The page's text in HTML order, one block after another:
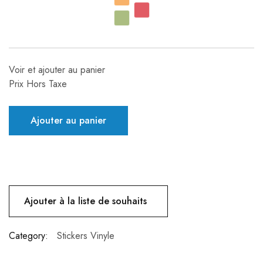
Voir et ajouter au panier
Prix Hors Taxe
Ajouter au panier
Ajouter à la liste de souhaits
Category: Stickers Vinyle